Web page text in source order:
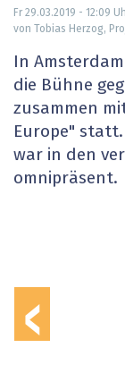
Fr 29.03.2019 - 12:09
von Tobias Herzog,
In
die Bühne
zusammen
Europe"
war in den
omnipräsent.
‹